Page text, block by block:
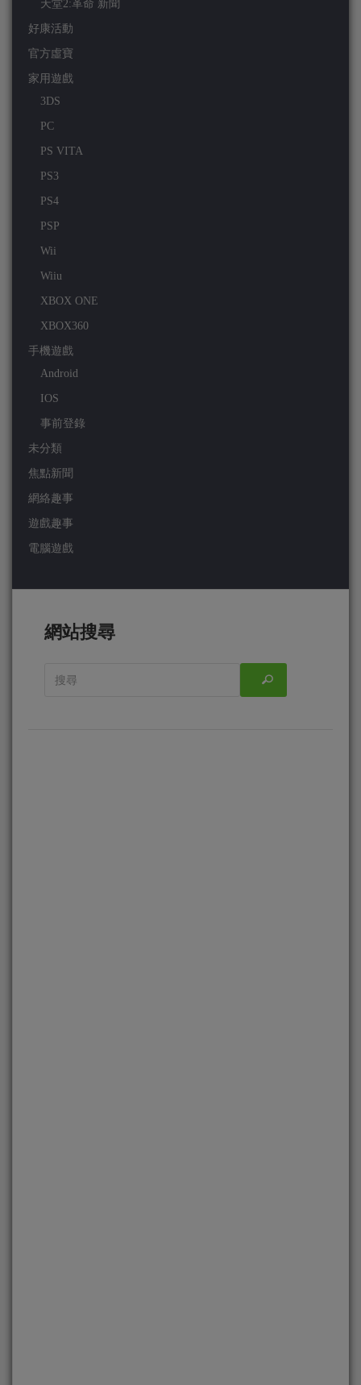
天堂2:革命 新聞
好康活動
官方虛寶
家用遊戲
3DS
PC
PS VITA
PS3
PS4
PSP
Wii
Wiiu
XBOX ONE
XBOX360
手機遊戲
Android
IOS
事前登錄
未分類
焦點新聞
網絡趣事
遊戲趣事
電腦遊戲
網站搜尋